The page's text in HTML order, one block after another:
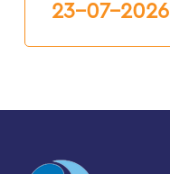
23-07-2026